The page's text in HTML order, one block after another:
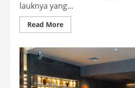
lauknya yang...
Read MoreRead
more
Nasi
Liwet
Enak
Jakarta,
Bikin